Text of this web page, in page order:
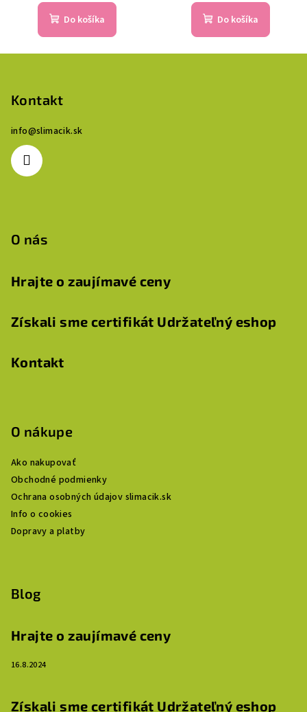
Do košíka Do košíka
Kontakt
info@slimacik.sk
O nás
Hrajte o zaujímavé ceny
Získali sme certifikát Udržateľný eshop
Kontakt
O nákupe
Ako nakupovať
Obchodné podmienky
Ochrana osobných údajov slimacik.sk
Info o cookies
Dopravy a platby
Blog
Hrajte o zaujímavé ceny
16.8.2024
Získali sme certifikát Udržateľný eshop